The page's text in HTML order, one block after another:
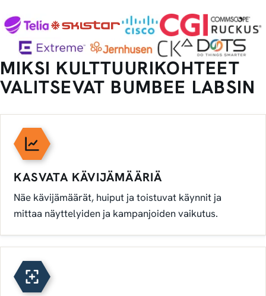
MIKSI KULTTUURIKOHTEET
VALITSEVAT BUMBEE LABSIN
KASVATA KÄVIJÄMÄÄRIÄ
Näe kävijämäärät, huiput ja toistuvat käynnit ja
mittaa näyttelyiden ja kampanjoiden vaikutus.